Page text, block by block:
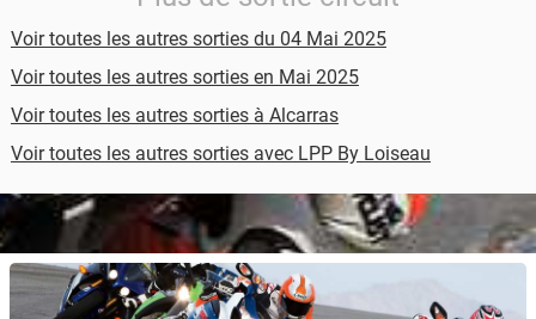
Voir toutes les autres sorties du 04 Mai 2025
Voir toutes les autres sorties en Mai 2025
Voir toutes les autres sorties à Alcarras
Voir toutes les autres sorties avec LPP By Loiseau